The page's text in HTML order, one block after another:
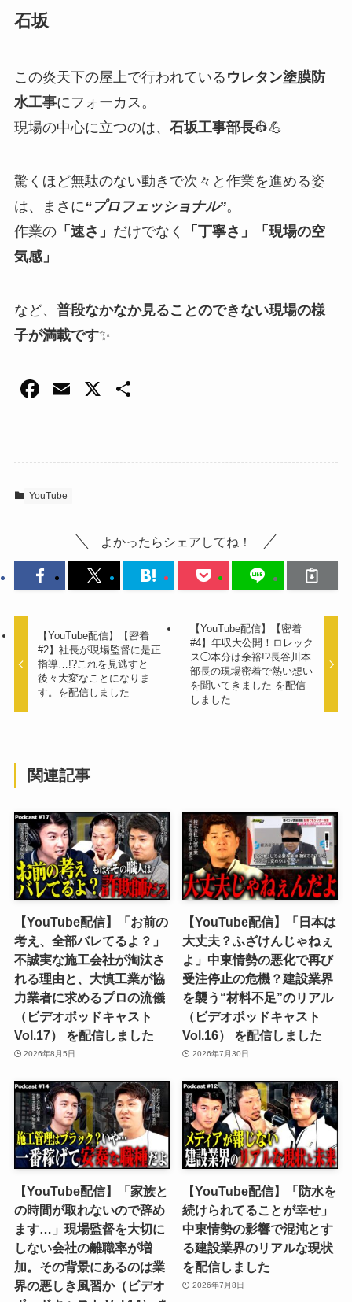
石坂
この炎天下の屋上で行われている ウレタン塗膜防
水工事にフォーカス。
現場の中心に立つのは、 石坂工事部長👷💪
驚くほど無駄のない動きで次々と作業を進める姿
は、まさに“プロフェッショナル”。
作業の「速さ」 だけでなく
「丁寧さ」「現場の空
気感」
など、 普段なかなか見ることのできない現場の様
子が満載です✨
F
e
b
k
E
X
YouTube
よかったらシェアしてね！
【YouTube配信】【密着
#2】社長が現場監督に是正
指導…!?これを見逃すと
後々大変なことになりま
す。を配信しました
【YouTube配信】【密着
#4】年収大公開！ロレック
ス◯本分は余裕!?長谷川本
部長の現場密着で熱い想い
を聞いてきました を配信
しました
関連記事
【YouTube配信】「お前の
考え、全部バレてるよ？」
不誠実な施工会社が淘汰さ
れる理由と、大慎工業が協
力業者に求めるプロの流儀
（ビデオポッドキャスト
Vol.17） を配信しました
2026年8月5日
【YouTube配信】「日本は
大丈夫？ふざけんじゃねぇ
よ」中東情勢の悪化で再び
受注停止の危機？建設業界
を襲う“材料不足”のリアル
（ビデオポッドキャスト
Vol.16） を配信しました
2026年7月30日
【YouTube配信】「家族と
の時間が取れないので辞め
ます…」現場監督を大切に
しない会社の離職率が増
加。その背景にあるのは業
界の悪しき風習か（ビデオ
【YouTube配信】「防水を
続けられてることが幸せ」
中東情勢の影響で混沌とす
る建設業界のリアルな現状
を配信しました
2026年7月8日